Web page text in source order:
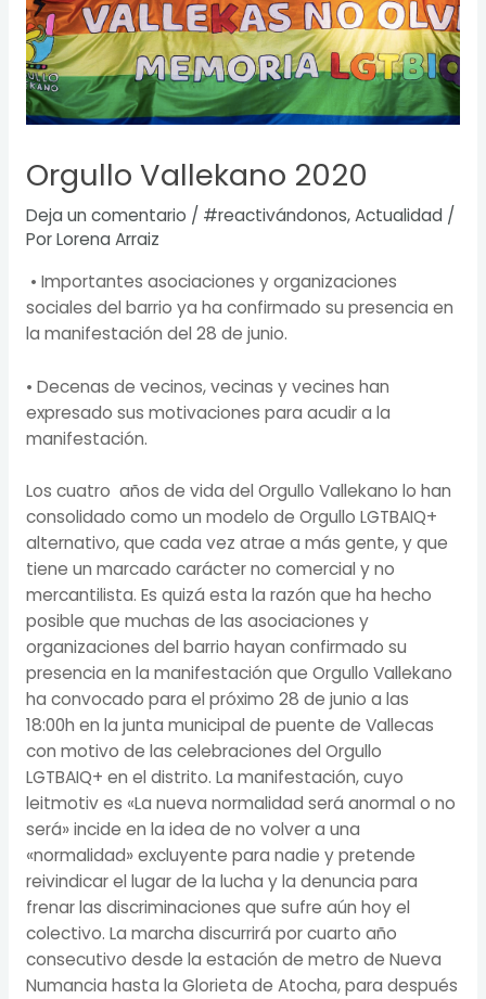
Orgullo Vallekano 2020
Deja un comentario / #reactivándonos,Actualidad /
PorLorena Arraiz
• Importantes asociaciones y organizaciones
sociales del barrio ya ha confirmado su presencia en
la manifestación del 28 de junio.
• Decenas de vecinos, vecinas y vecines han
expresado sus motivaciones para acudir a la
manifestación.
Los cuatro años de vida del Orgullo Vallekano lo han
consolidado como un modelo de Orgullo LGTBAIQ+
alternativo, que cada vez atrae a más gente, y que
tiene un marcado carácter no comercial y no
mercantilista. Es quizá esta la razón que ha hecho
posible que muchas de las asociaciones y
organizaciones del barrio hayan confirmado su
presencia en la manifestación que Orgullo Vallekano
ha convocado para el próximo 28 de junio a las
18:00h en la junta municipal de puente de Vallecas
con motivo de las celebraciones del Orgullo
LGTBAIQ+ en el distrito. La manifestación, cuyo
leitmotiv es «La nueva normalidad será anormal o no
será» incide en la idea de no volver a una
«normalidad» excluyente para nadie y pretende
reivindicar el lugar de la lucha y la denuncia para
frenar las discriminaciones que sufre aún hoy el
colectivo. La marcha discurrirá por cuarto año
consecutivo desde la estación de metro de Nueva
Numancia hasta la Glorieta de Atocha, para después